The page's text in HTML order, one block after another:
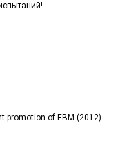
promotion of EBM (2012)